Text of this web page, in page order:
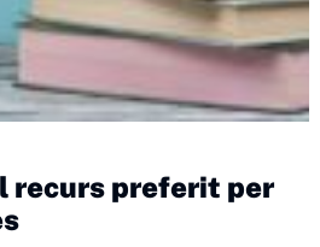
recurs preferit per